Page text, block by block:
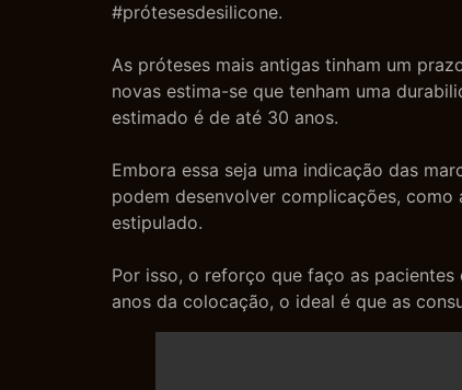
#prótesesdesilicone.
As próteses mais antigas tinham um
novas estima-se que tenham uma
estimado é de até 30 anos.
Embora essa seja uma indicação das
podem desenvolver complicações,
estipulado.
Por isso, o reforço que faço as pacientes
anos da colocação, o ideal é que as